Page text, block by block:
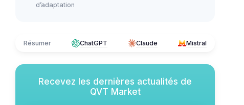
d’adaptation
Résumer ChatGPT Claude Mistral
Recevez les dernières actualités de
QVT Market